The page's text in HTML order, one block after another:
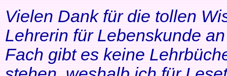
Vielen Dank für die tollen
Lehrerin für Lebenskunde
Fach gibt es keine